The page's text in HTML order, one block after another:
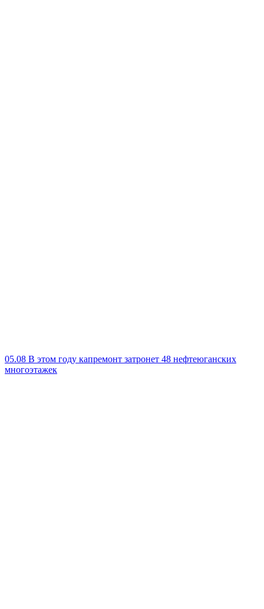
05.08 В этом году капремонт затронет 48 нефтеюганских
многоэтажек